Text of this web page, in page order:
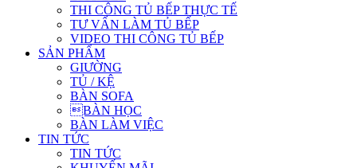
THI CÔNG TỦ BẾP THỰC TẾ
TƯ VẤN LÀM TỦ BẾP
VIDEO THI CÔNG TỦ BẾP
SẢN PHẨM
GIƯỜNG
TỦ / KỆ
BÀN SOFA
BÀN HỌC
BÀN LÀM VIỆC
TIN TỨC
TIN TỨC